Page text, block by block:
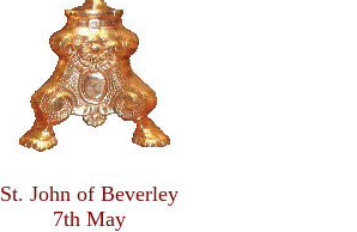
St. John of Beverley
7th May